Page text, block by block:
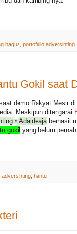
bagus portofolio adversinting
Gokil saat
demo Rakyat Mesir
Meskipun ditengarai
™ Adaideaja berhasil
gokil yang belum
adversinting hantu